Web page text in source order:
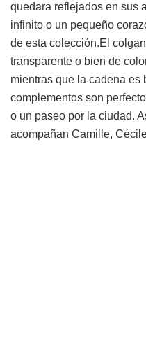
quedara reflejados en sus
infinito o un pequeño
de esta colección.El
transparente o bien de
mientras que la cadena es
complementos son
o un paseo por la ciudad.
acompañan Camille,